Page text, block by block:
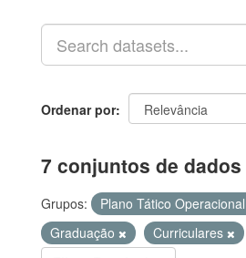
Ordenar por
7 conjuntos de
Grupos: Plano Tático Operacional
Graduação
Curriculares